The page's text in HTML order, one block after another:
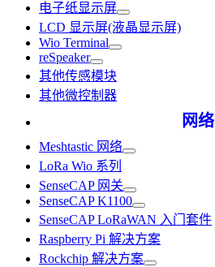
电子纸显示屏
LCD 显示屏(液晶显示屏)
Wio Terminal
reSpeaker
其他传感模块
其他微控制器
网络
Meshtastic 网络
LoRa Wio 系列
SenseCAP 网关
SenseCAP K1100
SenseCAP LoRaWAN 入门套件
Raspberry Pi 解决方案
Rockchip 解决方案